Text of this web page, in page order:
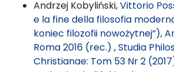
Andrzej Kobyliński,Vittorio
e la fine della filosofia
koniec filozofii nowożytnej”),
Roma 2016 (rec.) ,Studia
Christianae: Tom 53 Nr 2